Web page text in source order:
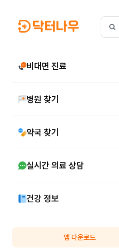
비대면 진료
병원 찾기
약국 찾기
실시간 의료 상담
건강 정보
앱 다운로드